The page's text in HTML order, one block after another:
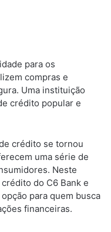
para os
compras e
Uma instituição
crédito popular e
crédito se tornou
uma série de
Neste
do C6 Bank e
para quem busca
financeiras.